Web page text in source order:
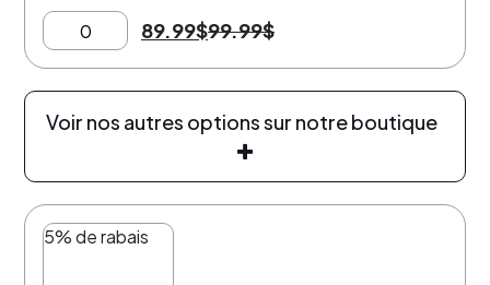
89.99$99.99$
Voir nos autres options sur notre boutique
5% de rabais